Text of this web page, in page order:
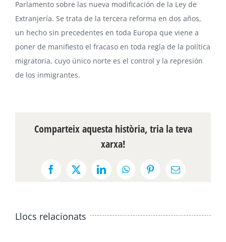
Parlamento sobre las nueva modificación de la Ley de
Extranjería. Se trata de la tercera reforma en dos años,
un hecho sin precedentes en toda Europa que viene a
poner de manifiesto el fracaso en toda regla de la política
migratoria, cuyo único norte es el control y la represión
de los inmigrantes.
Comparteix aquesta història, tria la teva
xarxa!
Facebook
X LinkedInWhatsAppPinterestEmail:
Llocs relacionats